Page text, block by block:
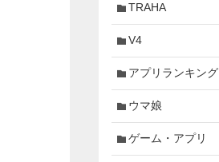
TRAHA
V4
アプリランキング
ウマ娘
ゲーム・アプリ